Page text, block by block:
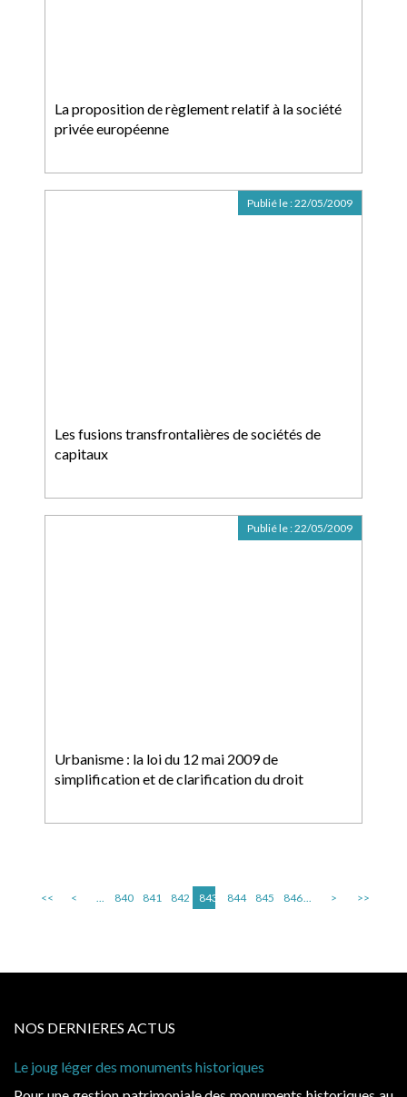
La proposition de règlement relatif à la société
privée européenne
Les fusions transfrontalières de sociétés de
capitaux
Publié le :22/05/2009
Urbanisme : la loi du 12 mai 2009 de
simplification et de clarification du droit
Publié le :22/05/2009
<< < ... 840 841 842 843 844 845 846... > >>
NOS DERNIERES ACTUS
Le joug léger des monuments historiques